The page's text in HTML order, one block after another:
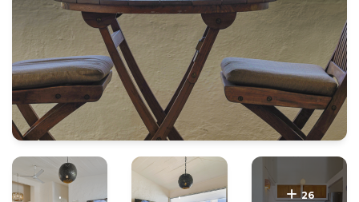
. .
26